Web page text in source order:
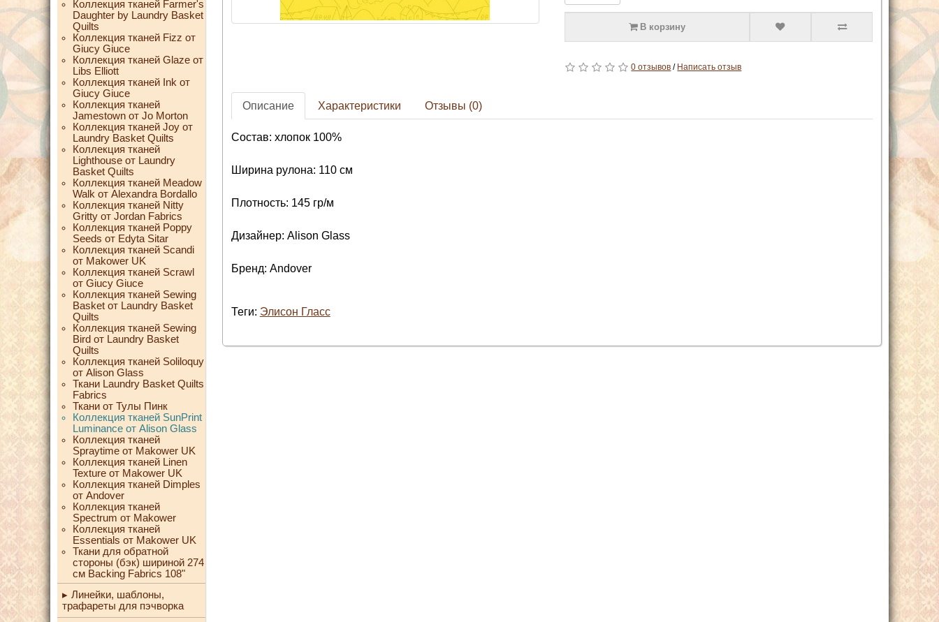
Коллекция тканей Farmer's
Daughter by Laundry Basket
Quilts
Коллекция тканей Fizz от
Giucy Giuce
Коллекция тканей Glaze от
Libs Elliott
Коллекция тканей Ink от
Giucy Giuce
Коллекция тканей
Jamestown от Jo Morton
Коллекция тканей Joy от
Laundry Basket Quilts
Коллекция тканей
Lighthouse от Laundry
Basket Quilts
Коллекция тканей Meadow
Walk от Alexandra Bordallo
Коллекция тканей Nitty
Gritty от Jordan Fabrics
Коллекция тканей Poppy
Seeds от Edyta Sitar
Коллекция тканей Scandi
от Makower UK
Коллекция тканей Scrawl
от Giucy Giuce
Коллекция тканей Sewing
Basket от Laundry Basket
Quilts
Коллекция тканей Sewing
Bird от Laundry Basket
Quilts
Коллекция тканей Soliloquy
от Alison Glass
Ткани Laundry Basket Quilts
Fabrics
Ткани от Тулы Пинк
Коллекция тканей SunPrint
Luminance от Alison Glass
Коллекция тканей
Spraytime от Makower UK
Коллекция тканей Linen
Texture от Makower UK
Коллекция тканей Dimples
от Andover
Коллекция тканей
Spectrum от Makower
Коллекция тканей
Essentials от Makower UK
Ткани для обратной
стороны (бэк) шириной 274
см Backing Fabrics 108"
Линейки, шаблоны,
трафареты для пэчворка
В корзину
0 отзывов / Написать отзыв
Описание Характеристики Отзывы (0)
Состав: хлопок 100%
Ширина рулона: 110 см
Плотность: 145 гр/м
Дизайнер: Alison Glass
Бренд: Andover
Теги: Элисон Гласс